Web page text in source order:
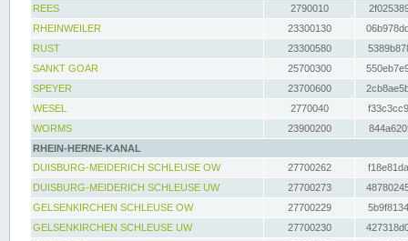
REES
2790010
RHEINWEILER
23300130
RUST
23300580
SANKT GOAR
25700300
SPEYER
23700600
WESEL
2770040
WORMS
23900200
RHEIN-HERNE-KANAL
DUISBURG-MEIDERICH SCHLEUSE OW
27700262
DUISBURG-MEIDERICH SCHLEUSE UW
27700273
GELSENKIRCHEN SCHLEUSE OW
27700229
GELSENKIRCHEN SCHLEUSE UW
27700230